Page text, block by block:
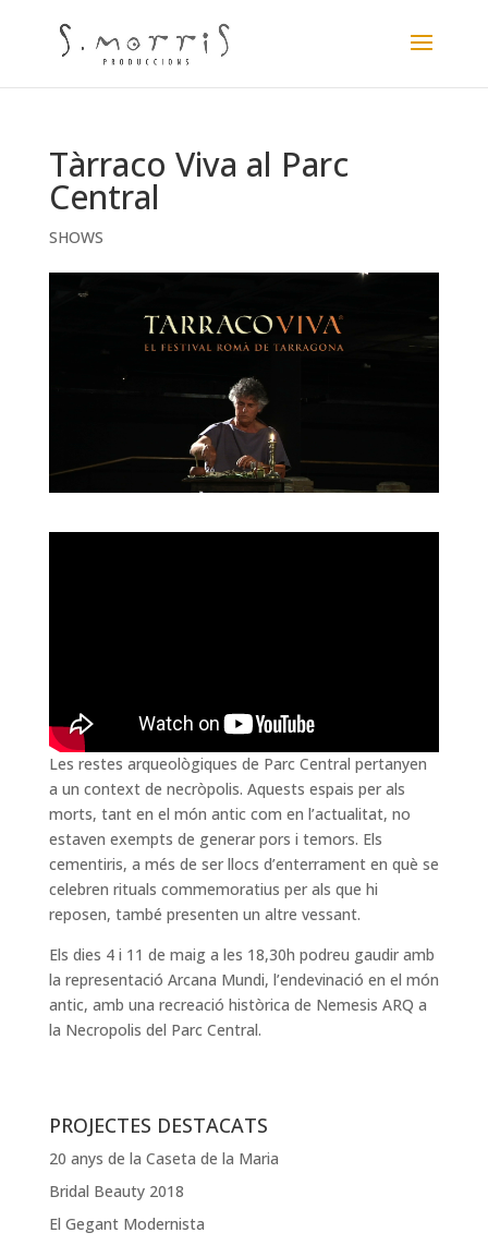
Tàrraco Viva al Parc
Central
SHOWS
Les restes arqueològiques de Parc Central pertanyen
a un context de necròpolis. Aquests espais per als
morts, tant en el món antic com en l’actualitat, no
estaven exempts de generar pors i temors. Els
cementiris, a més de ser llocs d’enterrament en què se
celebren rituals commemoratius per als que hi
reposen, també presenten un altre vessant.
Els dies 4 i 11 de maig a les 18,30h podreu gaudir amb
la representació Arcana Mundi, l’endevinació en el món
antic, amb una recreació històrica de Nemesis ARQ a
la Necropolis del Parc Central.
PROJECTES DESTACATS
20 anys de la Caseta de la Maria
Bridal Beauty 2018
El Gegant Modernista